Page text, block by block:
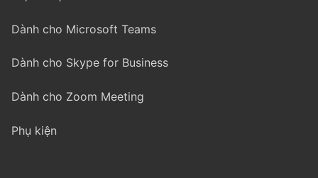
Dành cho Microsoft Teams
Dành cho Skype for Business
Dành cho Zoom Meeting
Phụ kiện